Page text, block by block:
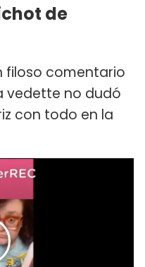
de
filoso comentario
vedette no dudó
con todo en la